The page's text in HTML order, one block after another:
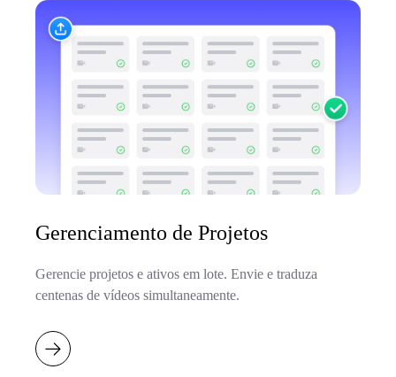
Gerenciamento de Projetos
Gerencie projetos e ativos em lote. Envie e traduza
centenas de vídeos simultaneamente.